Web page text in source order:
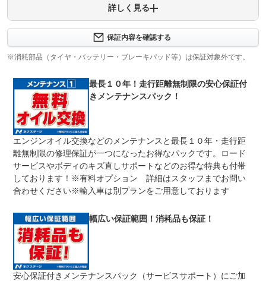
保証項目
３ヶ月・３０００ｋｍ以内ならエンジン、トランスミッシ
ョン、ハイブリッド、ステアリング、ブレーキの各機構に
おける主要項目を無償修理（または交換）いたします。
修理回数 無制限
上限金額
車両本体価格
期間中は何度でも修理可能！修理金額は車両本体価格の１
００％までしっかり保証します。車両本体価格５０万円以
下の場合は５０万円まで保証します。
免責金
無し
保証修理の対象となる場合は、お客様の費用負担は一切ご
ざいません。
保証修理
受付先
全国のネクステージで受付可能！ご遠方でネクステージに
持ち込めないお客様も保証修理はお受け頂けます。詳細
法定整備
整備付 法定12ヶ月または法定24ヶ月点検整備付
※車検なし・車検整備付の場合は法定24ヶ月点検整備付
※商用車は6ヶ月または12ヶ月点検整備付
法定整備
について
１．契約後～納車までに法定点検を実施致します。 ２．
支払総額に整備代金を含んでおります。 ３．点検記録簿
が発行されます。
詳しく見る
保証内容を確認する
※消耗部品（タイヤ・バッテリー・ブレーキパッド等）は保証対象外です。
最長１０年！走行距離無制限の安心保証付
きメンテナンスパック！
エンジンオイル交換などのメンテナンスと最長１０年・走行距
離無制限の修理保証が一つになったお得なパックです。ロード
サービスやボディのキズ直しサポートなどのお得な特典も付帯
しております！※有料オプション 詳細はスタッフまでお問い
合わせください※輸入車は別プランをご用意しております
幅広い保証範囲！消耗品も保証！
安心保証付きメンテナンスパック（サービスサポート）にご加